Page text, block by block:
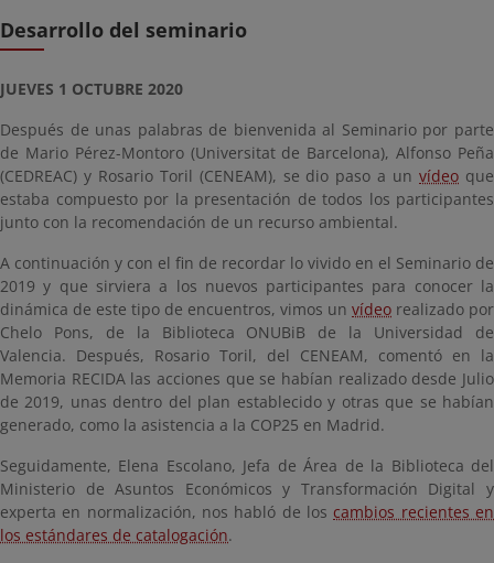
Desarrollo del seminario
JUEVES 1 OCTUBRE 2020
Después de unas palabras de bienvenida al Seminario por parte
de Mario Pérez-Montoro (Universitat de Barcelona), Alfonso Peña
(CEDREAC) y Rosario Toril (CENEAM), se dio paso a unvídeo que
estaba compuesto por la presentación de todos los participantes
junto con la recomendación de un recurso ambiental.
A continuación y con el fin de recordar lo vivido en el Seminario de
2019 y que sirviera a los nuevos participantes para conocer la
dinámica de este tipo de encuentros, vimos un vídeo realizado por
Chelo Pons, de la Biblioteca ONUBiB de la Universidad de
Valencia. Después, Rosario Toril, del CENEAM, comentó en la
Memoria RECIDA las acciones que se habían realizado desde Julio
de 2019, unas dentro del plan establecido y otras que se habían
generado, como la asistencia a la COP25 en Madrid.
Seguidamente, Elena Escolano, Jefa de Área de la Biblioteca del
Ministerio de Asuntos Económicos y Transformación Digital y
experta en normalización, nos habló de los cambios recientes en
los estándares de catalogación.